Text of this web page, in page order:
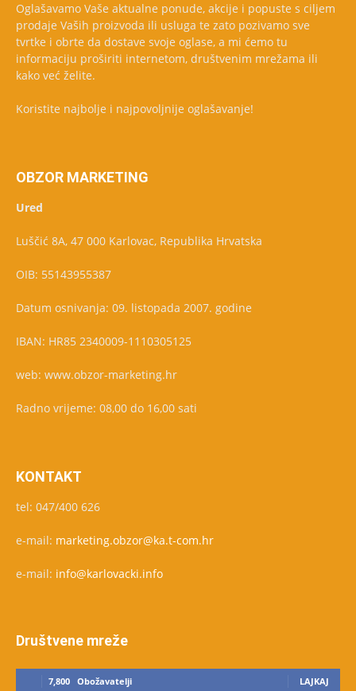
Oglašavamo Vaše aktualne ponude, akcije i popuste s ciljem
prodaje Vaših proizvoda ili usluga te zato pozivamo sve
tvrtke i obrte da dostave svoje oglase, a mi ćemo tu
informaciju proširiti internetom, društvenim mrežama ili
kako već želite.
Koristite najbolje i najpovoljnije oglašavanje!
OBZOR MARKETING
Ured
Luščić 8A, 47 000 Karlovac, Republika Hrvatska
OIB: 55143955387
Datum osnivanja: 09. listopada 2007. godine
IBAN: HR85 2340009-1110305125
web: www.obzor-marketing.hr
Radno vrijeme: 08,00 do 16,00 sati
KONTAKT
tel: 047/400 626
e-mail: marketing.obzor@ka.t-com.hr
e-mail: info@karlovacki.info
Društvene mreže
7,800 Obožavatelji LAJKAJ